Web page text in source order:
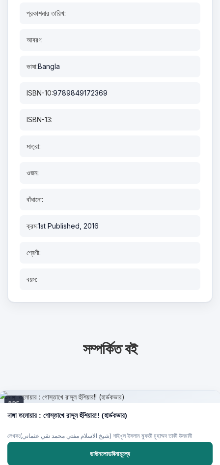
প্রকাশনার তারিখ:
আবরণ:
ভাষা:Bangla
ISBN-10:9789849172369
ISBN-13:
মাত্রা:
ওজন:
বাঁধানো:
ক্রম:1st Published, 2016
শ্রেণী:
বয়স:
সম্পর্কিত বই
PDF
নাঙ্গা তলোয়ার : গোস্তাখে রাসূল হুঁশিয়ার!! (হার্ডকভার)
লেখক:(شيخ الاسلام مفتي محمد تقي عثماني) শাইখুল ইসলাম মুফতী মুহাম্মদ তাকী উসমানী
ডাউনলোডবিনামূল্যে